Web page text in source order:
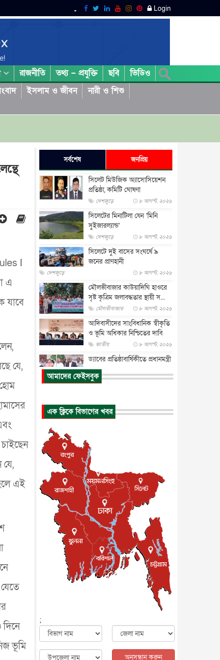
Login
রাজনীতি তথ্য – প্রযুক্তি ছবি
ভিডিও
ইসলাম ও জীবন
নারী ও শিশু
I
এ
যাবে
যে,
এই
ভূমি
সর্বশেষ জনপ্রিয়
সিলেট মিউজিক অ্যাসোসিয়েশন
প্রতিষ্ঠা, কমিটি ঘোষণা
দেশজুড়ে ৮ আগস্ট, ২০২৬
সিলেটের মিনাটিলা যেন ‘মিনি
সুইজারল্যান্ড’
দেশজুড়ে ৮ আগস্ট, ২০২৬
সিলেটে দুই বাসের সংঘর্ষে ৯
জনের প্রাণহানী
দেশজুড়ে ৮ আগস্ট, ২০২৬
মৌলভীবাজার কাউয়াদিঘি হাওরে
সৃষ্ট কৃত্রিম জলাবদ্ধতার স্থায়ী স...
মৌলভীবাজার ৮ আগস্ট, ২০২৬
আদিবাসীদের সাংবিধানিক স্বীকৃতি
ও ভূমি অধিকার নিশ্চিতের দাবি
জাতীয় ৮ আগস্ট, ২০২৬
ড্যাবের প্রতিষ্ঠাবার্ষিকীতে প্রধানমন্ত্রী
জাতীয়
রাষ্ট্রপতি নির্বাচন : ডাকা হবে
জাতীয় ৮ আগস্ট, ২০২৬
পাকিস্তান-তুরস্কের সঙ্গে প্রতিরক্ষা
চুক্তি সৌদি আরবকে কতটা ন...
আন্তর্জাতিক ৮ আগস্ট, ২০২৬
যুক্তরাজ্যে গ্রুমিং কেলেঙ্কারি :
পাকিস্তানির অপরাধে অস্বস্তি...
আন্তর্জাতিক
বিরোধ কাটিয়ে কূটনৈতিক সম্পর্ক
পুনঃস্থাপন করছে মেক্সিকো ও
পের...আন্তর্জাতিক ৮ আগস্ট, ২০২৬
এবার ওটিটিতে মুক্তি পেল ‘মালিক’
বিনোদন ৮ আগস্ট, ২০২৬
রিয়ালকে ‘না’ বলা রদ্রির জন্য
বার্সার কাছে কত চাইল ম্যানসিটি
শিল্পকলায় চলচ্চিত্র উৎসব, বিনা
মূল্যে দেখা যাবে ৬ সিনেমা
বিনোদন
আমাদের ফেইসবুক
এক ক্লিকে বিভাগের খবর
;
অনুসন্ধান করুন